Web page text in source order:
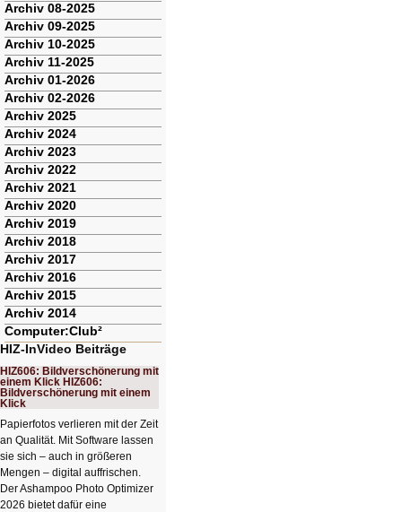
Archiv 08-2025
Archiv 09-2025
Archiv 10-2025
Archiv 11-2025
Archiv 01-2026
Archiv 02-2026
Archiv 2025
Archiv 2024
Archiv 2023
Archiv 2022
Archiv 2021
Archiv 2020
Archiv 2019
Archiv 2018
Archiv 2017
Archiv 2016
Archiv 2015
Archiv 2014
Computer:Club²
HIZ-InVideo Beiträge
HIZ606: Bildverschönerung mit
einem Klick HIZ606:
Bildverschönerung mit einem
Klick
Papierfotos verlieren mit der Zeit
an Qualität. Mit Software lassen
sie sich – auch in größeren
Mengen – digital auffrischen.
Der Ashampoo Photo Optimizer
2026 bietet dafür eine